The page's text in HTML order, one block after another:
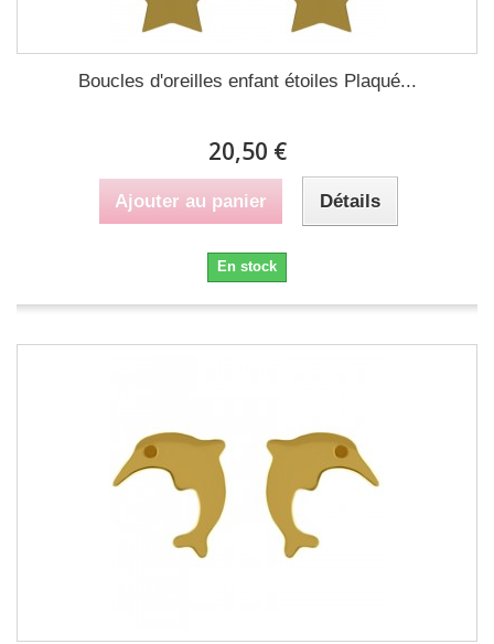
Boucles d'oreilles enfant étoiles Plaqué...
20,50 €
Ajouter au panier Détails
En stock